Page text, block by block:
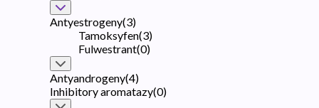
Antyestrogeny(3)
Tamoksyfen(3)
Fulwestrant(0)
Antyandrogeny(4)
Inhibitory aromatazy(0)